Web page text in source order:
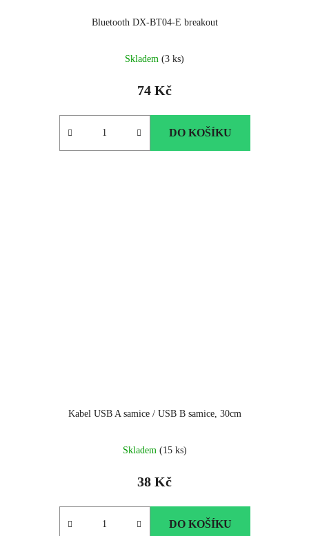
Bluetooth DX-BT04-E breakout
Skladem (3 ks)
74 Kč
DO KOŠÍKU
Kabel USB A samice / USB B samice, 30cm
Skladem (15 ks)
38 Kč
DO KOŠÍKU